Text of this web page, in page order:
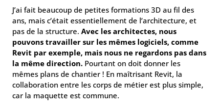
J’ai fait beaucoup de petites formations 3D au fil des
ans, mais c’était essentiellement de l’architecture, et
pas de la structure. Avec les architectes, nous
pouvons travailler sur les mêmes logiciels, comme
Revit par exemple, mais nous ne regardons pas dans
la même direction. Pourtant on doit donner les
mêmes plans de chantier ! En maîtrisant Revit, la
collaboration entre les corps de métier est plus simple,
car la maquette est commune.